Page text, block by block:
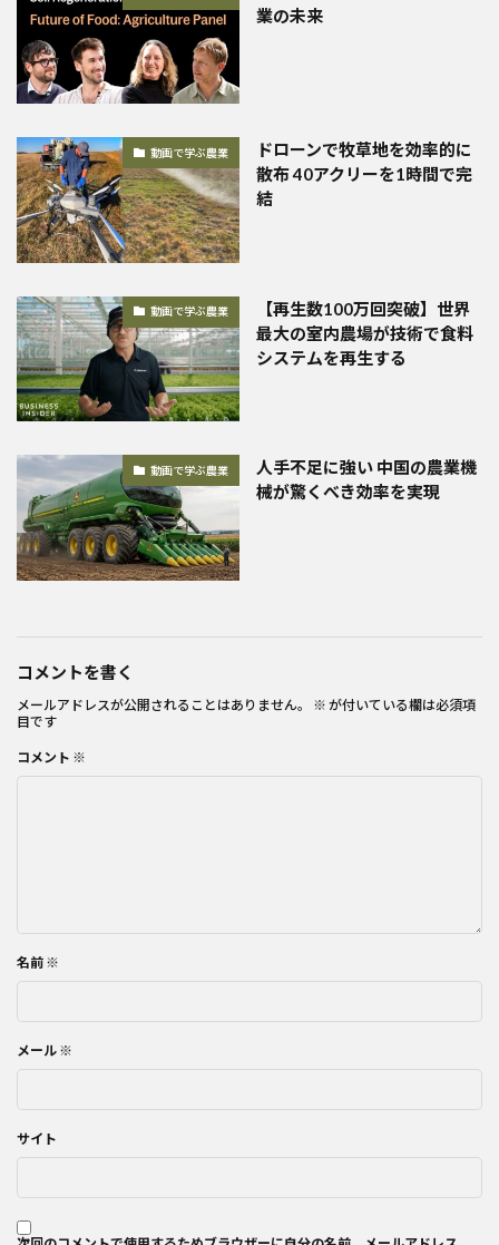
業の未来
動画で学ぶ農業
ドローンで牧草地を効率的に
散布 40アクリーを1時間で完
結
動画で学ぶ農業
【再生数100万回突破】世界
最大の室内農場が技術で食料
システムを再生する
動画で学ぶ農業
人手不足に強い 中国の農業機
械が驚くべき効率を実現
コメントを書く
メールアドレスが公開されることはありません。 ※ が付いている欄は必須項
目です
コメント ※
名前 ※
メール ※
サイト